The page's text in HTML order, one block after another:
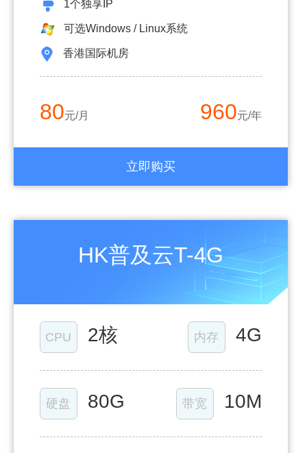
1个独享IP
可选Windows / Linux系统
香港国际机房
80元/月 960元/年
立即购买
HK普及云T-4G
CPU 2核 内存 4G
硬盘 80G 带宽 10M